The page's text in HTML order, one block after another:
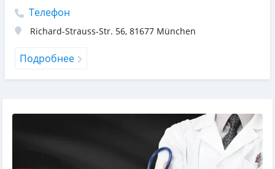
Телефон
Richard-Strauss-Str. 56, 81677 München
Подробнее